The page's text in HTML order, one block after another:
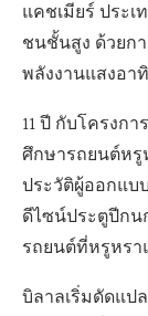
แคชเมียร์ ประ
ชนชั้นสูง ด้วยก
พลังงานแสงอา
11 ปี กับโครงก
ศึกษารถยนต์หรู
ประวัติผู้ออกแบ
ดีไซน์ประตูปีกน
รถยนต์ที่หรูหรา
บิลาลเริ่มดัดแป